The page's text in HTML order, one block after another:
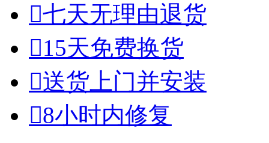
七天无理由退货
15天免费换货
送货上门并安装
8小时内修复